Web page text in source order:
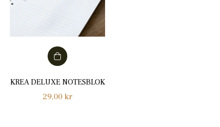
KREA DELUXE NOTESBLOK
Normalpris
29,00 kr